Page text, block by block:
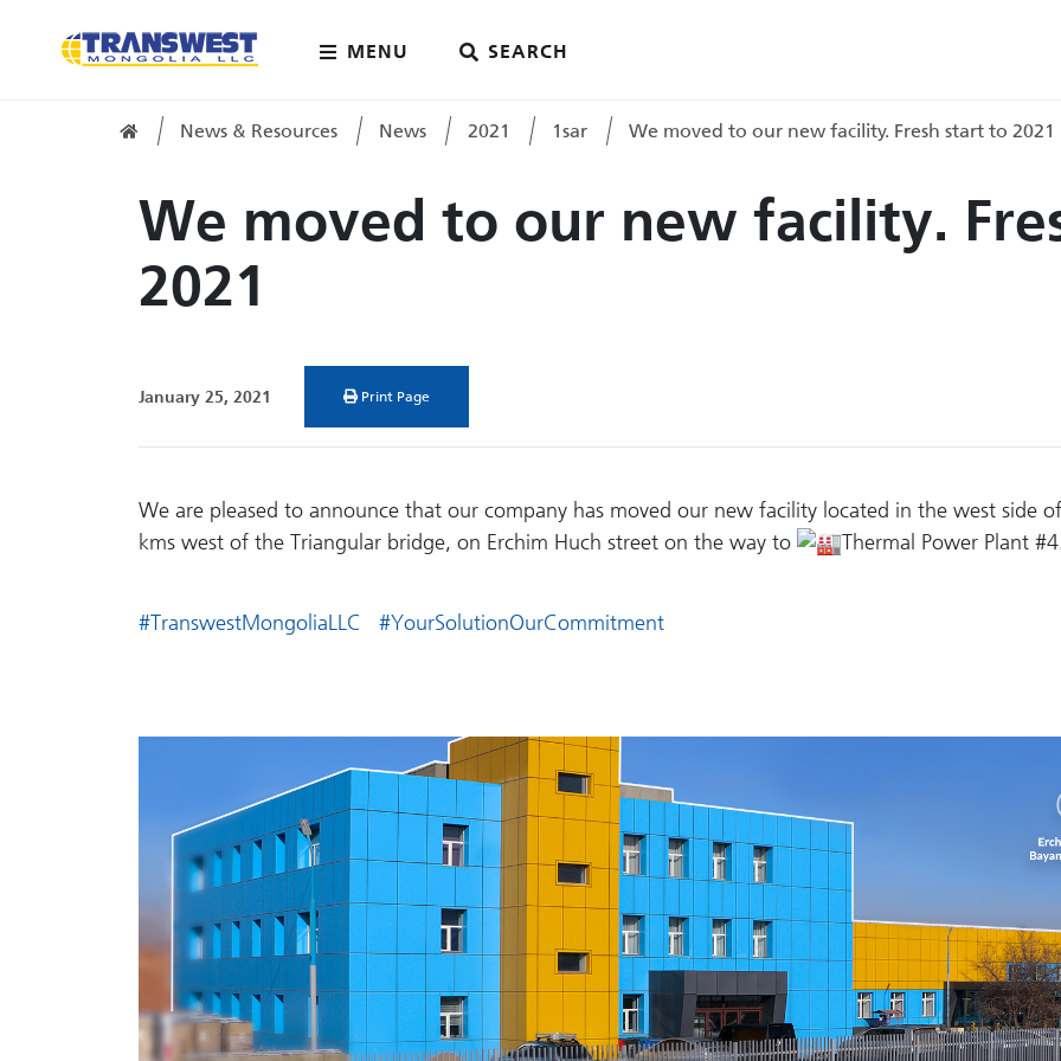
MENU SEARCH
Home News & Resources News 2021 1sar We moved to our new facility. Fresh start to 2021
We moved to our new facility.
2021
January 25, 2021 Print Page
We are pleased to announce that our company has moved our new facility located in the west side
kms west of the Triangular bridge, on Erchim Huch street on the way to
Thermal Power Plant
#TranswestMongoliaLLC #YourSolutionOurCommitment